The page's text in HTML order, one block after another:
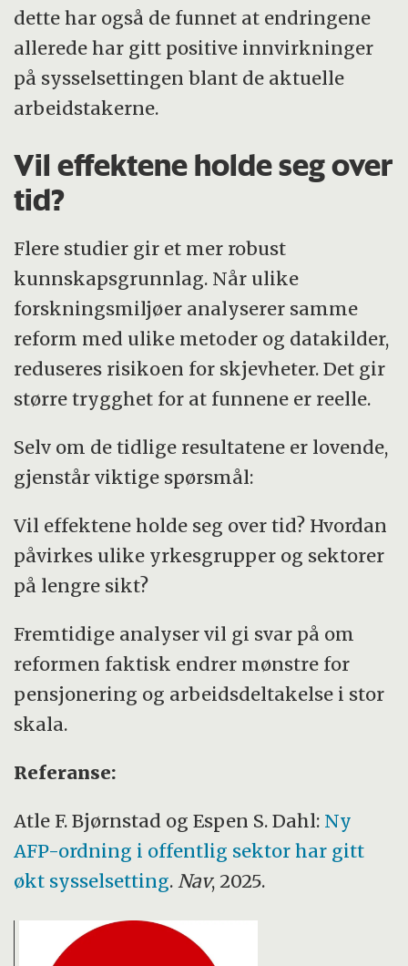
dette har også de funnet at endringene
allerede har gitt positive innvirkninger
på sysselsettingen blant de aktuelle
arbeidstakerne.
Vil effektene holde seg over
tid?
Flere studier gir et mer robust
kunnskapsgrunnlag. Når ulike
forskningsmiljøer analyserer samme
reform med ulike metoder og datakilder,
reduseres risikoen for skjevheter. Det gir
større trygghet for at funnene er reelle.
Selv om de tidlige resultatene er lovende,
gjenstår viktige spørsmål:
Vil effektene holde seg over tid? Hvordan
påvirkes ulike yrkesgrupper og sektorer
på lengre sikt?
Fremtidige analyser vil gi svar på om
reformen faktisk endrer mønstre for
pensjonering og arbeidsdeltakelse i stor
skala.
Referanse:
Atle F. Bjørnstad og Espen S. Dahl: Ny
AFP-ordning i offentlig sektor har gitt
økt sysselsetting. Nav, 2025.